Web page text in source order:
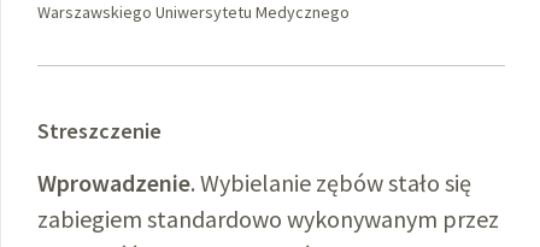
Warszawskiego Uniwersytetu Medycznego
Streszczenie
Wprowadzenie. Wybielanie zębów stało się
zabiegiem standardowo wykonywanym przez